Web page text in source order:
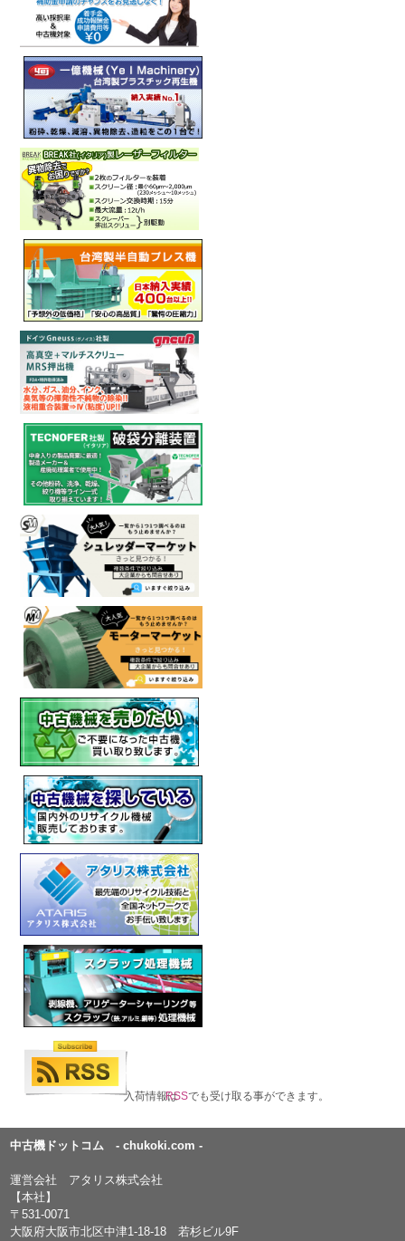
入荷情報はRSSでも受け取る事ができます。
中古機ドットコム - chukoki.com -
運営会社 アタリス株式会社
【本社】
〒531-0071
大阪府大阪市北区中津1-18-18 若杉ビル9F